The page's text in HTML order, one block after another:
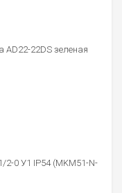
22DS зеленая
0 У1 IP54 (MKM51-N-